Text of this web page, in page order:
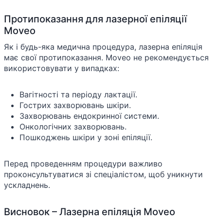
Протипоказання для лазерної епіляції
Moveo
Як і будь-яка медична процедура, лазерна епіляція
має свої протипоказання. Moveo не рекомендується
використовувати у випадках:
Вагітності та періоду лактації.
Гострих захворювань шкіри.
Захворювань ендокринної системи.
Онкологічних захворювань.
Пошкоджень шкіри у зоні епіляції.
Перед проведенням процедури важливо
проконсультуватися зі спеціалістом, щоб уникнути
ускладнень.
Висновок – Лазерна епіляція Moveo